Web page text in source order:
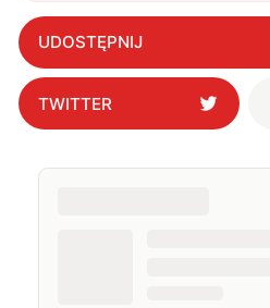
UDOSTĘPNIJ
TWITTER